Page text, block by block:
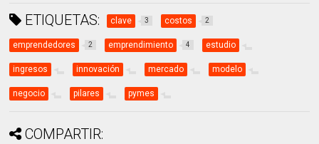
ETIQUETAS: clave 3 costos 2
emprendedores 2 emprendimiento 4 estudio
ingresos innovación mercado modelo
negocio pilares pymes
COMPARTIR: